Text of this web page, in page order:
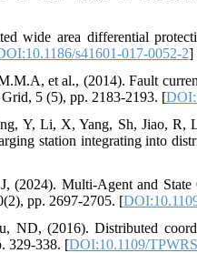
wide area differential
s41601-017-0052-2]
et al., (2014). Fault
5 (5), pp. 2183-2193. [
Y, Li, X, Yang, Sh, Jiao, R,
station integrating into
(2024). Multi-Agent and
pp. 2697-2705. [
ND, (2016). Distributed
329-338. [DOI:10.1109/